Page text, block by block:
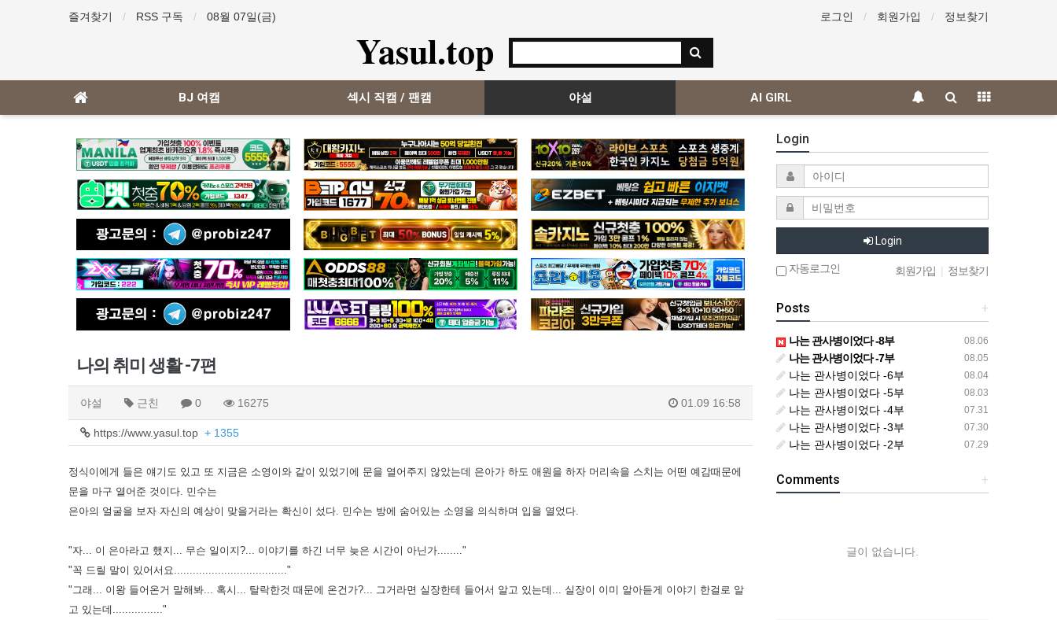
즐겨찾기 RSS 구독 08월 07일(금) 로그인 회원가입 정보찾기
Yasul.top
BJ 여캠 섹시 직캠 / 팬캠 야설 AI GIRL
나의 취미 생활 -7편
야설 근친 0 16275 01.09 16:58
https://www.yasul.top + 1355
정식이에게 들은 얘기도 있고 또 지금은 소영이와 같이 있었기에 문을 열어주지 않았는데 은아가 하도 애원을 하자 머리속을 스치는 어떤 예감때문에
문을 마구 열어준 것이다. 민수는
은아의 얼굴을 보자 자신의 예상이 맞을거라는 확신이 섰다. 민수는 방에 숨어있는 소영을 의식하며 입을 열었다.
"자... 이 은아라고 했지... 무슨 일이지?... 이야기를 하긴 너무 늦은 시간이 아닌가........"
"꼭 드릴 말이 있어서요...................................."
"그래... 이왕 들어온거 말해봐... 혹시... 탈락한것 때문에 온건가?... 그거라면 실장한테 들어서 알고 있는데... 실장이 이미 알아듣게 이야기 한걸로 알
고 있는데................"
Login
Login
자동로그인 회원가입 | 정보찾기
+
Posts
08.06
나는 관사병이었다 -8부
08.05
나는 관사병이었다 -7부
08.04
나는 관사병이었다 -6부
08.03
나는 관사병이었다 -5부
07.31
나는 관사병이었다 -4부
07.30
나는 관사병이었다 -3부
07.29
나는 관사병이었다 -2부
+
Comments
글이 없습니다.